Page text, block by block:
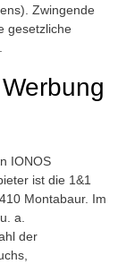
Zwingende
gesetzliche
IONOS
ist die 1&1
Montabaur. Im
a.
der